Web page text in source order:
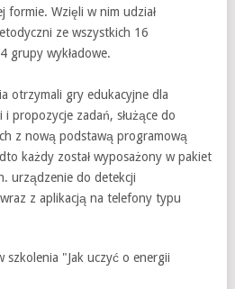
formie. Wzięli w nim udział
ze wszystkich 16
grupy wykładowe.
otrzymali gry edukacyjne dla
i propozycje zadań, służące do
z nową podstawą programową
każdy został wyposażony w pakiet
urządzenie do detekcji
z aplikacją na telefony typu
szkolenia "Jak uczyć o energii